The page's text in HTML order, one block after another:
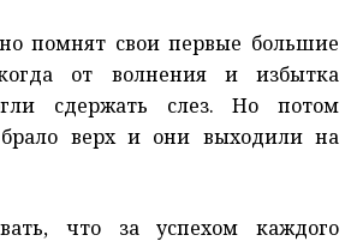
помнят свои первые большие
когда от волнения и избытка
сдержать слез. Но потом
брало верх и они выходили на
что за успехом каждого